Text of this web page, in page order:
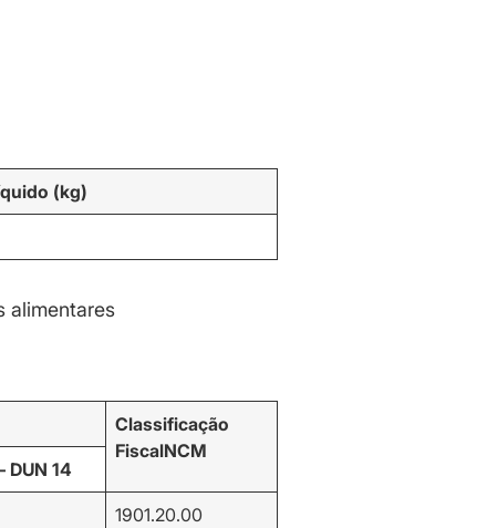
(kg)
alimentares
Classificação
FiscalNCM
DUN 14
1901.20.00